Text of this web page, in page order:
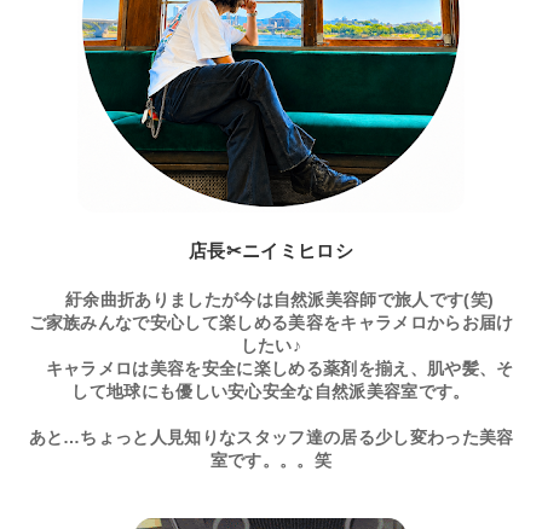
店長✂ニイミヒロシ
紆余曲折ありましたが今は自然派美容師で旅人です(笑)
ご家族みんなで安心して楽しめる美容をキャラメロからお届け
したい♪
キャラメロは美容を安全に楽しめる薬剤を揃え、肌や髪、そ
して地球にも優しい安心安全な自然派美容室です。
あと…ちょっと人見知りなスタッフ達の居る少し変わった美容
室です。。。笑